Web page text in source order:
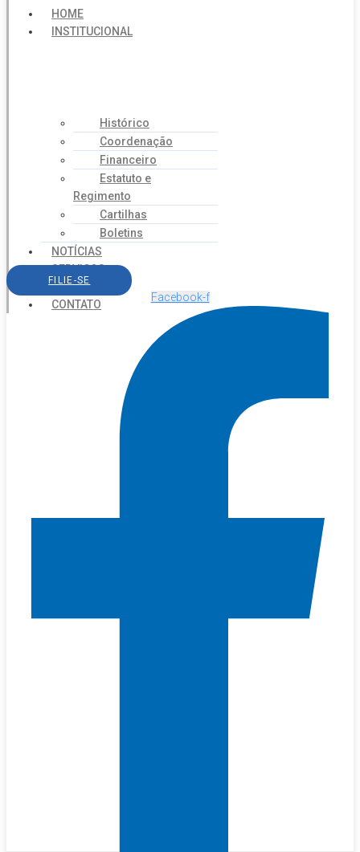
HOME
INSTITUCIONAL
Histórico
Coordenação
Financeiro
Estatuto e
Regimento
Cartilhas
Boletins
NOTÍCIAS
SERVIÇOS
AGENDA
CONTATO
FILIE-SE
Facebook-f